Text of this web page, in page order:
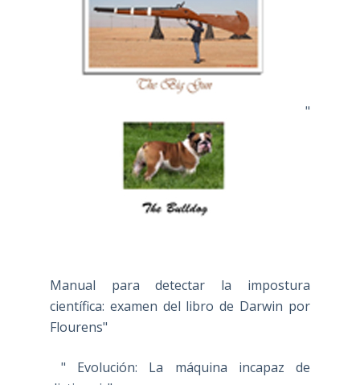
"
Manual para detectar la impostura
científica: examen del libro de Darwin por
Flourens"
" Evolución: La máquina incapaz de